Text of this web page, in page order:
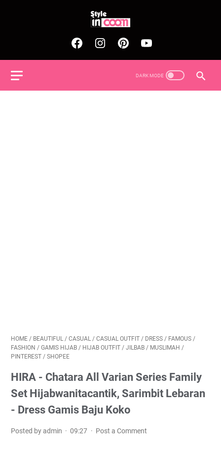
HOME / BEAUTIFUL / CASUAL / CASUAL OUTFIT / DRESS / FAMOUS /
FASHION / GAMIS HIJAB / HIJAB OUTFIT / JILBAB / MUSLIMAH /
PINTEREST / SHOPEE
HIRA - Chatara All Varian Series Family
Set Hijabwanitacantik, Sarimbit Lebaran
- Dress Gamis Baju Koko
Posted by admin 09:27 Post a Comment